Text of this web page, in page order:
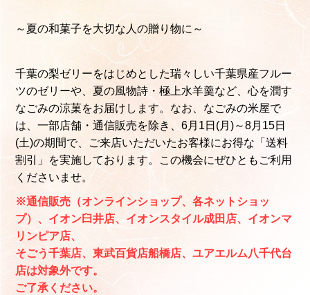
～夏の和菓⼦を⼤切な⼈の贈り物に～
千葉の梨ゼリーをはじめとした瑞々しい千葉県産フルー
ツのゼリーや、夏の風物詩・極上水羊羹など、心を潤す
なごみの涼菓をお届けします。なお、なごみの米屋で
は、一部店舗・通信販売を除き、6月1日(月)～8月15日
(土)の期間で、ご来店いただいたお客様にお得な「送料
割引」を実施しております。この機会にぜひともご利用
くださいませ。
※通信販売（オンラインショップ、各ネットショッ
プ）、イオン臼井店、イオンスタイル成田店、イオンマ
リンピア店、
そごう千葉店、東武百貨店船橋店、ユアエルム八千代台
店は対象外です。
ご了承ください。